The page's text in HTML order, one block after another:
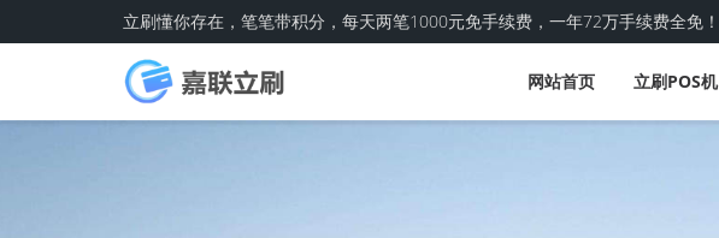
立刷懂你存在，笔笔带积分，每天两笔1000元免手续费，一年72万手续费全免！
网站首页 立刷POS机